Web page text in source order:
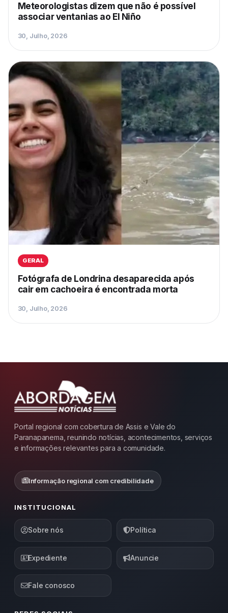
Meteorologistas dizem que não é possível
associar ventanias ao El Niño
30, Julho, 2026
GERAL
Fotógrafa de Londrina desaparecida após
cair em cachoeira é encontrada morta
30, Julho, 2026
Portal regional com cobertura de Assis e Vale do
Paranapanema, reunindo notícias, acontecimentos, serviços
e informações relevantes para a comunidade.
Informação regional com credibilidade
INSTITUCIONAL
Sobre nós Política
Expediente Anuncie
Fale conosco